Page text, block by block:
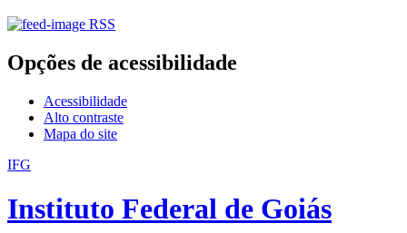
RSS
Opções de acessibilidade
Acessibilidade
Alto contraste
Mapa do site
IFG
Instituto Federal de Goiás